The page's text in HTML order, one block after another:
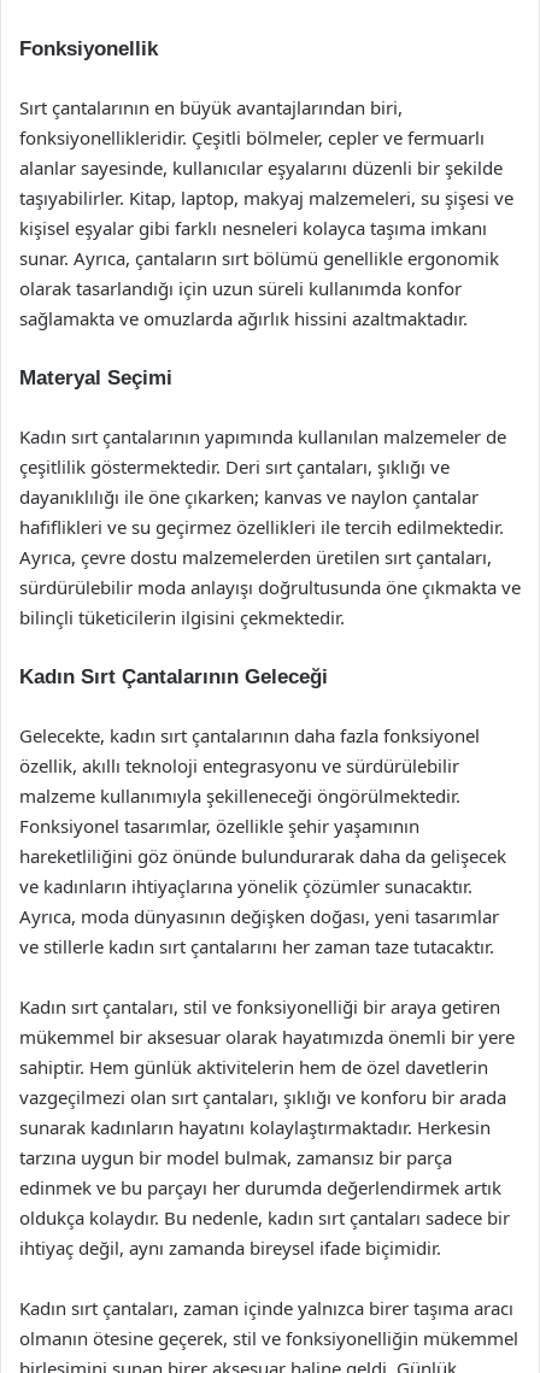
Fonksiyonellik
Sırt çantalarının en büyük avantajlarından biri,
fonksiyonellikleridir. Çeşitli bölmeler, cepler ve fermuarlı
alanlar sayesinde, kullanıcılar eşyalarını düzenli bir şekilde
taşıyabilirler. Kitap, laptop, makyaj malzemeleri, su şişesi ve
kişisel eşyalar gibi farklı nesneleri kolayca taşıma imkanı
sunar. Ayrıca, çantaların sırt bölümü genellikle ergonomik
olarak tasarlandığı için uzun süreli kullanımda konfor
sağlamakta ve omuzlarda ağırlık hissini azaltmaktadır.
Materyal Seçimi
Kadın sırt çantalarının yapımında kullanılan malzemeler de
çeşitlilik göstermektedir. Deri sırt çantaları, şıklığı ve
dayanıklılığı ile öne çıkarken; kanvas ve naylon çantalar
hafiflikleri ve su geçirmez özellikleri ile tercih edilmektedir.
Ayrıca, çevre dostu malzemelerden üretilen sırt çantaları,
sürdürülebilir moda anlayışı doğrultusunda öne çıkmakta ve
bilinçli tüketicilerin ilgisini çekmektedir.
Kadın Sırt Çantalarının Geleceği
Gelecekte, kadın sırt çantalarının daha fazla fonksiyonel
özellik, akıllı teknoloji entegrasyonu ve sürdürülebilir
malzeme kullanımıyla şekilleneceği öngörülmektedir.
Fonksiyonel tasarımlar, özellikle şehir yaşamının
hareketliliğini göz önünde bulundurarak daha da gelişecek
ve kadınların ihtiyaçlarına yönelik çözümler sunacaktır.
Ayrıca, moda dünyasının değişken doğası, yeni tasarımlar
ve stillerle kadın sırt çantalarını her zaman taze tutacaktır.
Kadın sırt çantaları, stil ve fonksiyonelliği bir araya getiren
mükemmel bir aksesuar olarak hayatımızda önemli bir yere
sahiptir. Hem günlük aktivitelerin hem de özel davetlerin
vazgeçilmezi olan sırt çantaları, şıklığı ve konforu bir arada
sunarak kadınların hayatını kolaylaştırmaktadır. Herkesin
tarzına uygun bir model bulmak, zamansız bir parça
edinmek ve bu parçayı her durumda değerlendirmek artık
oldukça kolaydır. Bu nedenle, kadın sırt çantaları sadece bir
ihtiyaç değil, aynı zamanda bireysel ifade biçimidir.
Kadın sırt çantaları, zaman içinde yalnızca birer taşıma aracı
olmanın ötesine geçerek, stil ve fonksiyonelliğin mükemmel
birleşimini sunan birer aksesuar haline geldi. Günlük